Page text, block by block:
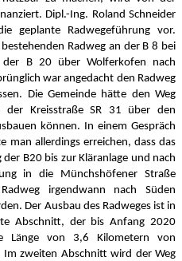
Dipl.-Ing. Roland Schneider
geplante Radwegeführung vor.
Radweg an der B 8 bei
B 20 über Wolferkofen nach
war angedacht den Radweg
Die Gemeinde hätte den Weg
Kreisstraße SR 31 über den
können. In einem Gespräch
man allerdings erreichen, dass das
B20 bis zur Kläranlage und nach
in die Münchshöfener Straße
irgendwann nach Süden
Der Ausbau des Radweges ist in
Abschnitt, der bis Anfang 2020
von 3,6 Kilometern von
zweiten Abschnitt wird der Weg